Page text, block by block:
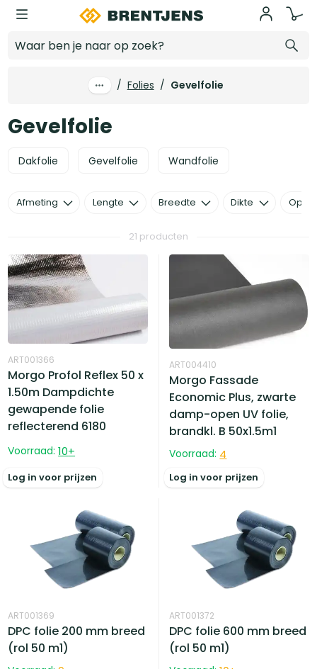
Ga naar hoofdinhoud
/ Folies / Gevelfolie
Gevelfolie
Dakfolie Gevelfolie Wandfolie
21 producten
ART001366
Morgo Profol Reflex 50 x
1.50m Dampdichte
gewapende folie
reflecterend 6180
Voorraad: 10+
Log in voor prijzen
ART004410
Morgo Fassade
Economic Plus, zwarte
damp-open UV folie,
brandkl. B 50x1.5m1
Voorraad: 4
Log in voor prijzen
ART001369
DPC folie 200 mm breed
(rol 50 m1)
ART001372
DPC folie 600 mm breed
(rol 50 m1)
Afmeting Lengte Breedte Dikte